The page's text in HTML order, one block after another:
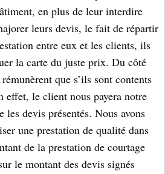
en plus de leur interdire
leurs devis, le fait de répartir
entre eux et les clients, ils
la carte du juste prix. Du côté
que s’ils sont contents
effet, le client nous payera notre
les devis présentés. Nous avons
une prestation de qualité dans
de la prestation de courtage
le montant des devis signés